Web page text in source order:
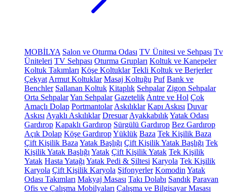
MOBİLYA Salon ve Oturma Odası TV Ünitesi ve Sehpası Tv
Üniteleri TV Sehpası Oturma Grupları Koltuk ve Kanepeler
Koltuk Takımları Köşe Koltuklar Tekli Koltuk ve Berjerler
Çekyat Armut Koltuklar Masaj Koltuğu Puf Bank ve
Benchler Sallanan Koltuk Kitaplık Sehpalar Zigon Sehpalar
Orta SehpalarYan Sehpalar Gazetelik Antre ve Hol Çok
Amaçlı Dolap Portmantolar Askılıklar Kapı Askısı Duvar
Askısı Ayaklı Askılıklar Dresuar AyakkabılıkYatak Odası
Gardırop Kapaklı Gardırop Sürgülü Gardırop Bez Gardırop
Açık Dolap Köşe GardıropYüklük Baza Tek Kişilik Baza
Çift Kişilik Baza Yatak Başlığı Çift Kişilik Yatak Başlığı Tek
Kişilik Yatak Başlığı Yatak Çift Kişilik Yatak Tek Kişilik
Yatak Hasta Yatağı Yatak Pedi & Şiltesi Karyola Tek Kişilik
Karyola Çift Kişilik Karyola Şifonyerler Komodin Yatak
Odası Takımları Makyaj Masası Takı Dolabı Sandık Paravan
Ofis ve Çalışma Mobilyaları Çalışma ve Bilgisayar Masası